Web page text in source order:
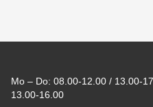
Mo – Do: 08.00-12.00 / 13.00-
13.00-16.00